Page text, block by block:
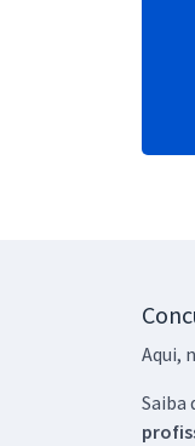
Aqui,
Saiba